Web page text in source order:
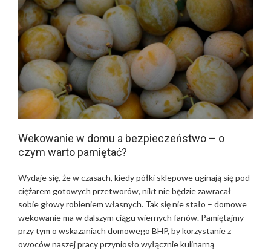
Wekowanie w domu a bezpieczeństwo – o
czym warto pamiętać?
Wydaje się, że w czasach, kiedy półki sklepowe uginają się pod
ciężarem gotowych przetworów, nikt nie będzie zawracał
sobie głowy robieniem własnych. Tak się nie stało – domowe
wekowanie ma w dalszym ciągu wiernych fanów. Pamiętajmy
przy tym o wskazaniach domowego BHP, by korzystanie z
owoców naszej pracy przyniosło wyłącznie kulinarną